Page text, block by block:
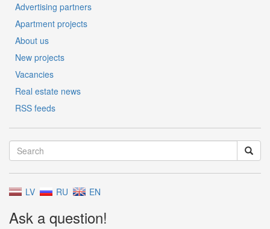
Advertising partners
Apartment projects
About us
New projects
Vacancies
Real estate news
RSS feeds
LV RU EN
Ask a question!